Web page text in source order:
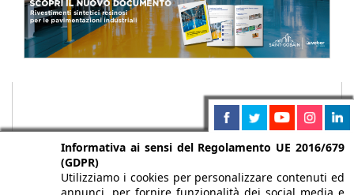
Informativa ai sensi del Regolamento UE 2016/679
(GDPR)
Utilizziamo i cookies per personalizzare contenuti ed